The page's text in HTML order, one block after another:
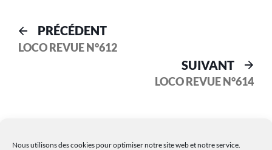
Nous utilisons des cookies pour optimiser notre site web et notre service.
PRÉCÉDENT
LOCO REVUE N°612
SUIVANT
LOCO REVUE N°614